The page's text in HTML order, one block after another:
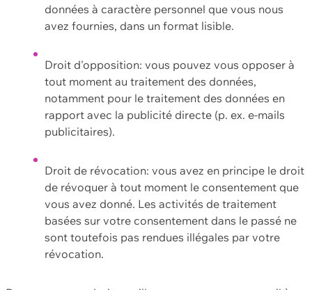
données à caractère personnel que vous nous
avez fournies, dans un format lisible.
Droit d'opposition: vous pouvez vous opposer à
tout moment au traitement des données,
notamment pour le traitement des données en
rapport avec la publicité directe (p. ex. e-mails
publicitaires).
Droit de révocation: vous avez en principe le droit
de révoquer à tout moment le consentement que
vous avez donné. Les activités de traitement
basées sur votre consentement dans le passé ne
sont toutefois pas rendues illégales par votre
révocation.